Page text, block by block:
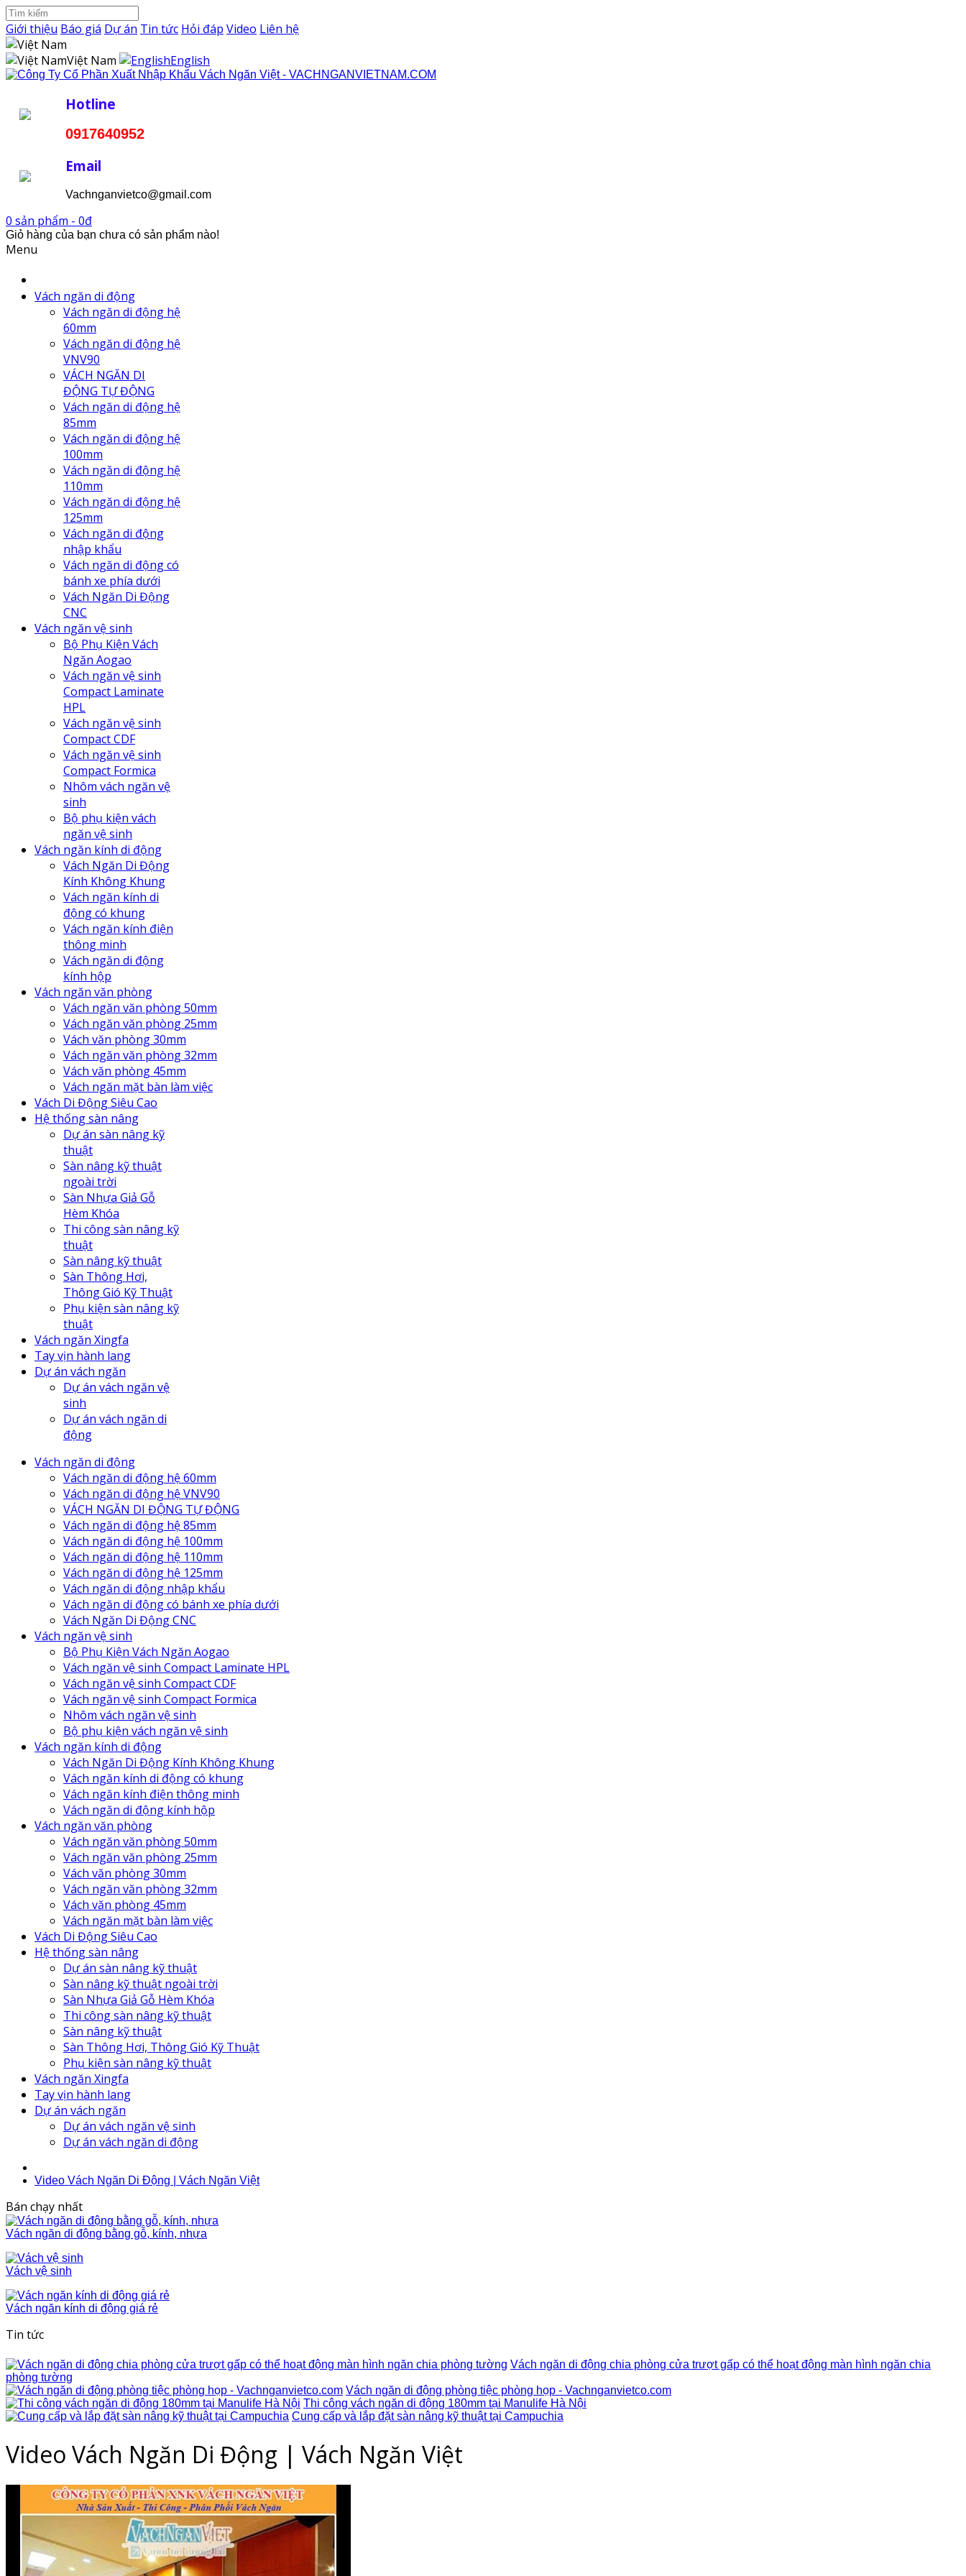
Giới thiệu Báo giá Dự án Tin tức Hỏi đáp Video Liên hệ
Việt Nam
English
Hotline
0917640952
Email
Vachnganvietco@gmail.com
0 sản phẩm - 0đ
Giỏ hàng của bạn chưa có sản phẩm nào!
Menu
Vách ngăn di động
Vách ngăn di động hệ
60mm
Vách ngăn di động hệ
VNV90
VÁCH NGĂN DI
ĐỘNG TỰ ĐỘNG
Vách ngăn di động hệ
85mm
Vách ngăn di động hệ
100mm
Vách ngăn di động hệ
110mm
Vách ngăn di động hệ
125mm
Vách ngăn di động
nhập khẩu
Vách ngăn di động có
bánh xe phía dưới
Vách Ngăn Di Động
CNC
Vách ngăn vệ sinh
Bộ Phụ Kiện Vách
Ngăn Aogao
Vách ngăn vệ sinh
Compact Laminate
HPL
Vách ngăn vệ sinh
Compact CDF
Vách ngăn vệ sinh
Compact Formica
Nhôm vách ngăn vệ
sinh
Bộ phụ kiện vách
ngăn vệ sinh
Vách ngăn kính di động
Vách Ngăn Di Động
Kính Không Khung
Vách ngăn kính di
động có khung
Vách ngăn kính điện
thông minh
Vách ngăn di động
kính hộp
Vách ngăn văn phòng
Vách ngăn văn phòng 50mm
Vách ngăn văn phòng 25mm
Vách văn phòng 30mm
Vách ngăn văn phòng 32mm
Vách văn phòng 45mm
Vách ngăn mặt bàn làm việc
Vách Di Động Siêu Cao
Hệ thống sàn nâng
Dự án sàn nâng kỹ
thuật
Sàn nâng kỹ thuật
ngoài trời
Sàn Nhựa Giả Gỗ
Hèm Khóa
Thi công sàn nâng kỹ
thuật
Sàn nâng kỹ thuật
Sàn Thông Hơi,
Thông Gió Kỹ Thuật
Phụ kiện sàn nâng kỹ
thuật
Vách ngăn Xingfa
Tay vịn hành lang
Dự án vách ngăn
Dự án vách ngăn vệ
sinh
Dự án vách ngăn di
động
Vách ngăn di động
Vách ngăn di động hệ 60mm
Vách ngăn di động hệ VNV90
VÁCH NGĂN DI ĐỘNG TỰ ĐỘNG
Vách ngăn di động hệ 85mm
Vách ngăn di động hệ 100mm
Vách ngăn di động hệ 110mm
Vách ngăn di động hệ 125mm
Vách ngăn di động nhập khẩu
Vách ngăn di động có bánh xe phía dưới
Vách Ngăn Di Động CNC
Vách ngăn vệ sinh
Bộ Phụ Kiện Vách Ngăn Aogao
Vách ngăn vệ sinh Compact Laminate HPL
Vách ngăn vệ sinh Compact CDF
Vách ngăn vệ sinh Compact Formica
Nhôm vách ngăn vệ sinh
Bộ phụ kiện vách ngăn vệ sinh
Vách ngăn kính di động
Vách Ngăn Di Động Kính Không Khung
Vách ngăn kính di động có khung
Vách ngăn kính điện thông minh
Vách ngăn di động kính hộp
Vách ngăn văn phòng
Vách ngăn văn phòng 50mm
Vách ngăn văn phòng 25mm
Vách văn phòng 30mm
Vách ngăn văn phòng 32mm
Vách văn phòng 45mm
Vách ngăn mặt bàn làm việc
Vách Di Động Siêu Cao
Hệ thống sàn nâng
Dự án sàn nâng kỹ thuật
Sàn nâng kỹ thuật ngoài trời
Sàn Nhựa Giả Gỗ Hèm Khóa
Thi công sàn nâng kỹ thuật
Sàn nâng kỹ thuật
Sàn Thông Hơi, Thông Gió Kỹ Thuật
Phụ kiện sàn nâng kỹ thuật
Vách ngăn Xingfa
Tay vịn hành lang
Dự án vách ngăn
Dự án vách ngăn vệ sinh
Dự án vách ngăn di động
Video Vách Ngăn Di Động | Vách Ngăn Việt
Bán chạy nhất
Vách ngăn di động bằng gỗ, kính, nhựa
Vách vệ sinh
Vách ngăn kính di động giá rẻ
Tin tức
Vách ngăn di động chia phòng cửa trượt gấp có thể hoạt động màn hình ngăn chia
phòng tường
Vách ngăn di động phòng tiệc phòng họp - Vachnganvietco.com
Thi công vách ngăn di động 180mm tại Manulife Hà Nội
Cung cấp và lắp đặt sàn nâng kỹ thuật tại Campuchia
Video Vách Ngăn Di Động | Vách Ngăn Việt